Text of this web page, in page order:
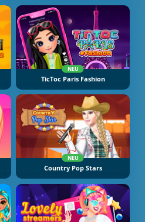
NEU
TicToc Paris Fashion
NEU
Country Pop Stars